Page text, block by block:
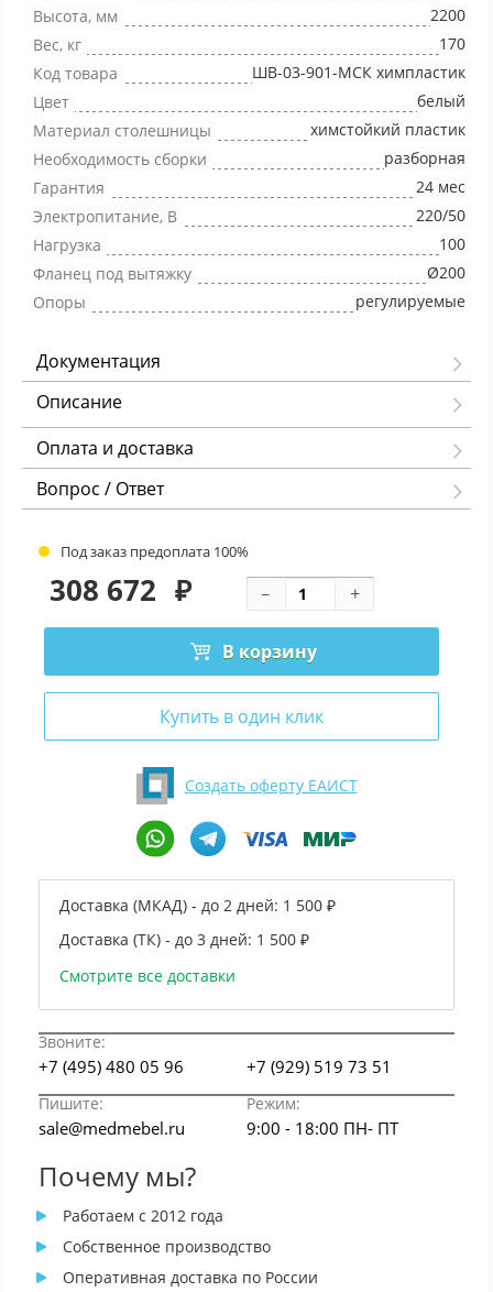
Высота, мм
2200
Вес, кг
170
Код товара
ШВ-03-901-МСК химпластик
Цвет
белый
Материал столешницы
химстойкий пластик
Необходимость сборки
разборная
Гарантия
24 мес
Электропитание, В
220/50
Нагрузка
100
Фланец под вытяжку
Ø200
Опоры
регулируемые
Документация
Описание
Оплата и доставка
Вопрос / Ответ
Под заказ предоплата 100%
308 672 ₽
В корзину
Купить в один клик
Создать оферту ЕАИСТ
Доставка (МКАД) - до 2 дней: 1 500 ₽
Доставка (ТК) - до 3 дней: 1 500 ₽
Смотрите все доставки
Звоните:
+7 (495) 480 05 96 +7 (929) 519 73 51
Пишите: Режим:
sale@medmebel.ru 9:00 - 18:00 ПН- ПТ
Почему мы?
Работаем с 2012 года
Собственное производство
Оперативная доставка по России